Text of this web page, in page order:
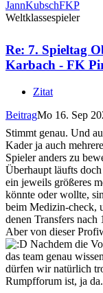
JannKubschFKP
Weltklassespieler
Re: 7. Spieltag
Karbach - FK
Zitat
BeitragMo 16. Sep
Stimmt genau. Und
Kader ja auch
Spieler anders zu
Überhaupt läufts
ein jeweils größeres
könnte oder wollte,
beim Medizin-check,
denen Transfers
Aber von dieser
Nachdem die
das team genau
dürfen wir natürlich
Rumpfforum ist, ja da.